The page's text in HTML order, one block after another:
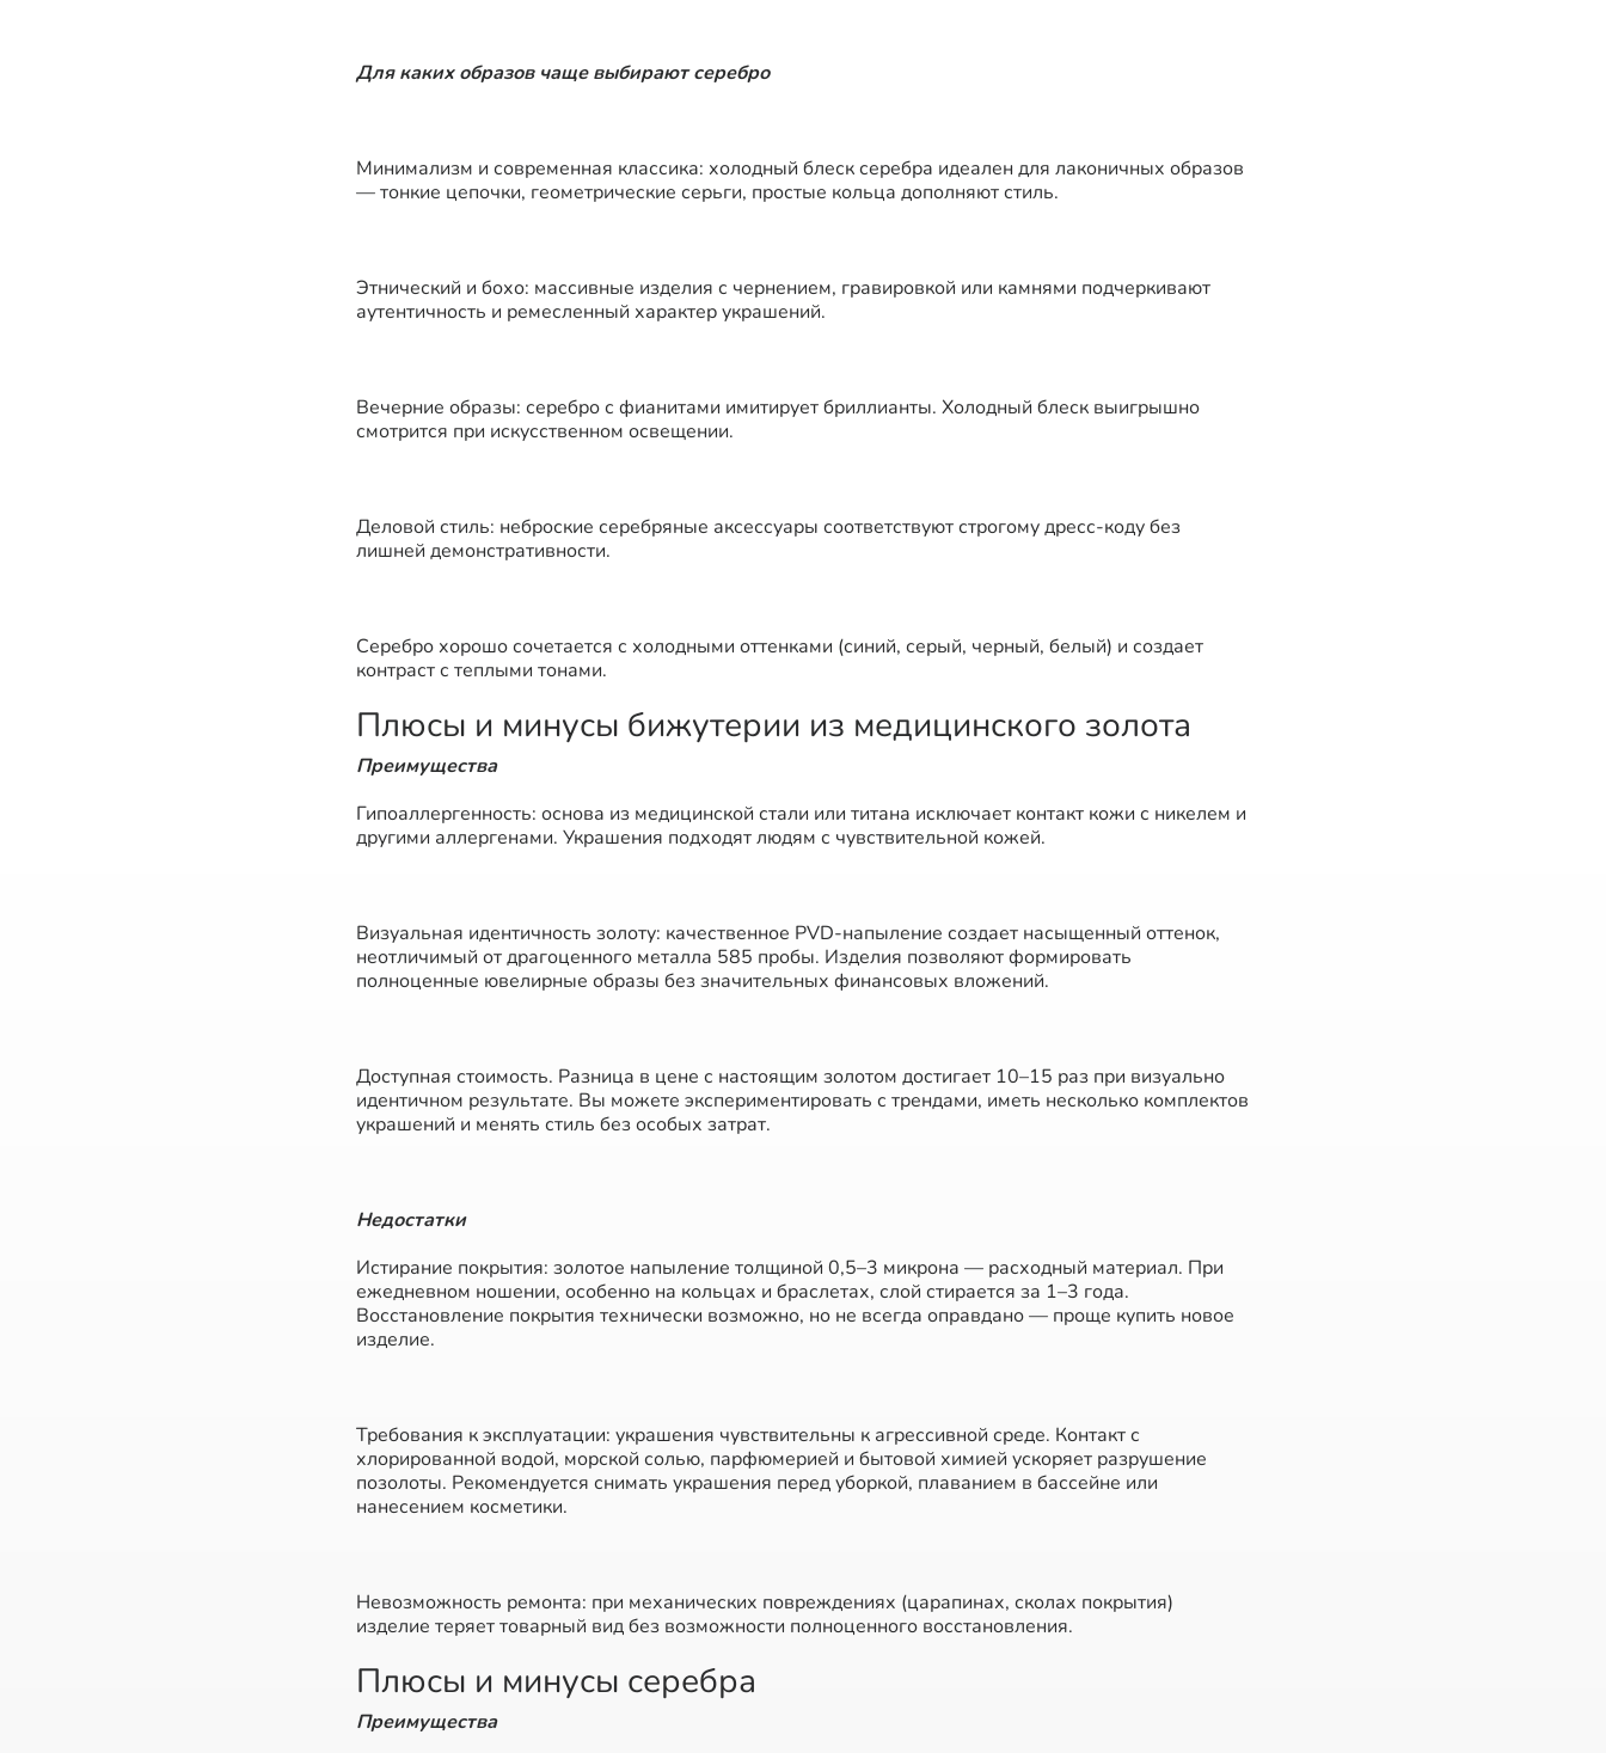
Для каких образов чаще выбирают серебро
Минимализм и современная классика: холодный блеск серебра идеален для лаконичных образов
— тонкие цепочки, геометрические серьги, простые кольца дополняют стиль.
Этнический и бохо: массивные изделия с чернением, гравировкой или камнями подчеркивают
аутентичность и ремесленный характер украшений.
Вечерние образы: серебро с фианитами имитирует бриллианты. Холодный блеск выигрышно
смотрится при искусственном освещении.
Деловой стиль: неброские серебряные аксессуары соответствуют строгому дресс-коду без
лишней демонстративности.
Серебро хорошо сочетается с холодными оттенками (синий, серый, черный, белый) и создает
контраст с теплыми тонами.​​​​​​​​​​​​​​​​
Плюсы и минусы бижутерии из медицинского золота
Преимущества
Гипоаллергенность: основа из медицинской стали или титана исключает контакт кожи с никелем и
другими аллергенами. Украшения подходят людям с чувствительной кожей.
Визуальная идентичность золоту: качественное PVD-напыление создает насыщенный оттенок,
неотличимый от драгоценного металла 585 пробы. Изделия позволяют формировать
полноценные ювелирные образы без значительных финансовых вложений.
Доступная стоимость. Разница в цене с настоящим золотом достигает 10–15 раз при визуально
идентичном результате. Вы можете экспериментировать с трендами, иметь несколько комплектов
украшений и менять стиль без особых затрат.
Недостатки
Истирание покрытия: золотое напыление толщиной 0,5–3 микрона — расходный материал. При
ежедневном ношении, особенно на кольцах и браслетах, слой стирается за 1–3 года.
Восстановление покрытия технически возможно, но не всегда оправдано — проще купить новое
изделие.
Требования к эксплуатации: украшения чувствительны к агрессивной среде. Контакт с
хлорированной водой, морской солью, парфюмерией и бытовой химией ускоряет разрушение
позолоты. Рекомендуется снимать украшения перед уборкой, плаванием в бассейне или
нанесением косметики.
Невозможность ремонта: при механических повреждениях (царапинах, сколах покрытия)
изделие теряет товарный вид без возможности полноценного восстановления.
Плюсы и минусы серебра
Преимущества